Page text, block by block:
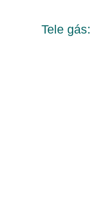
Tele gás: